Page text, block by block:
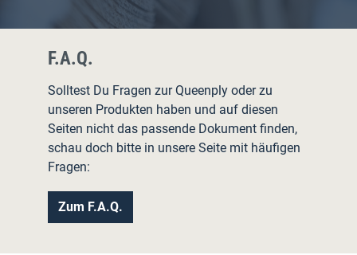
F.A.Q.
Solltest Du Fragen zur Queenply oder zu
unseren Produkten haben und auf diesen
Seiten nicht das passende Dokument finden,
schau doch bitte in unsere Seite mit häufigen
Fragen:
Zum F.A.Q.